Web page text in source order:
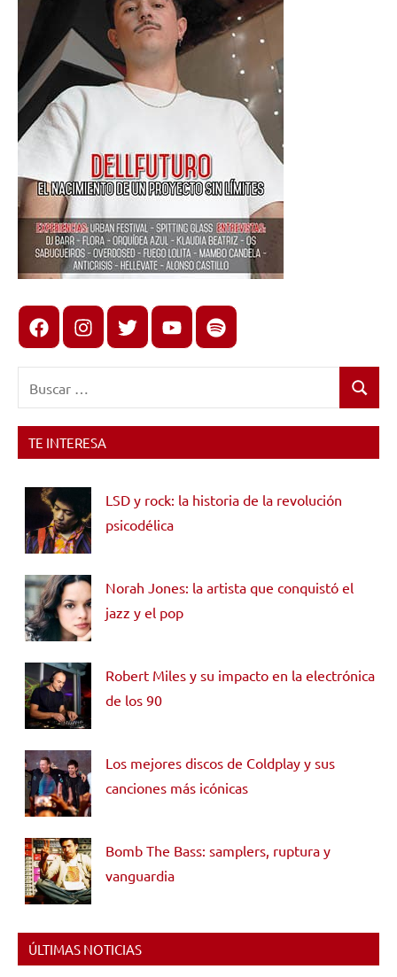
FacebookInstagram
X youtubespotify
Buscar
TE INTERESA
LSD y rock: la historia de la revolución
psicodélica
Norah Jones: la artista que conquistó el
jazz y el pop
Robert Miles y su impacto en la electrónica
de los 90
Los mejores discos de Coldplay y sus
canciones más icónicas
Bomb The Bass: samplers, ruptura y
vanguardia
ÚLTIMAS NOTICIAS